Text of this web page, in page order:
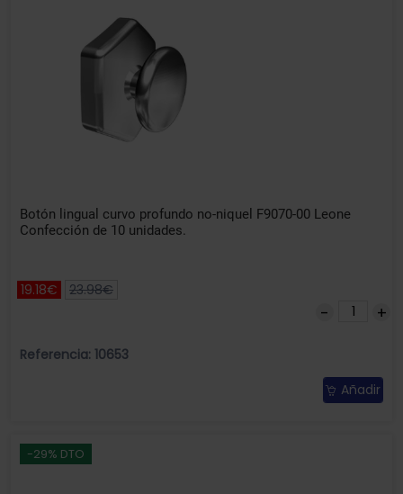
Botón lingual curvo profundo no-niquel F9070-00 Leone
Confección de 10 unidades.
19.18€ 23.98€
Referencia: 10653
Añadir
-29% DTO